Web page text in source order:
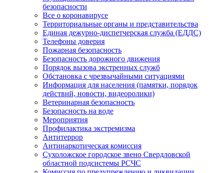
безопасности
Все о коронавирусе
Территориальные органы и представительства
Единая дежурно-диспетчерская служба (ЕДДС)
Телефоны доверия
Пожарная безопасность
Безопасность дорожного движения
Порядок вызова экстренных служб
Обстановка с чрезвычайными ситуациями
Информация для населения (памятки, порядок
действий, новости, видеоролики)
Ветеринарная безопасность
Безопасность на воде
Мероприятия
Профилактика экстремизма
Антитеррор
Антинаркотическая комиссия
Сухоложское городское звено Свердловской
областной подсистемы РСЧС